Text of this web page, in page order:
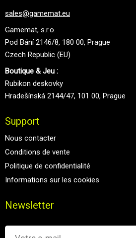
sales@gamemat.eu
Gamemat, s.r.o.
Pod Bání 2146/8, 180 00, Prague
Czech Republic (EU)
Boutique & Jeu :
Rubikon deskovky
Hradešínská 2144/47, 101 00, Prague
Support
Nous contacter
Conditions de vente
Politique de confidentialité
Informations sur les cookies
Newsletter